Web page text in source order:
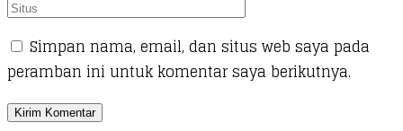
Simpan nama, email, dan situs web saya pada
peramban ini untuk komentar saya berikutnya.